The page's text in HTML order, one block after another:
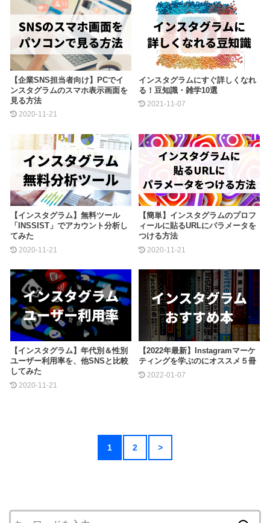
【企業SNS担当者向け】PCでイ
ンスタグラムのスマホ表示画面を
見る方法
2020-11-21
インスタグラムにすぐ詳しくなれ
る！豆知識・雑学10選
2021-11-07
【インスタグラム】無料ツール
「INSSIST」でアカウント分析し
てみた
2020-11-21
【簡単】インスタグラムのプロフ
ィールに貼るURLにパラメータを
つける方法
2020-11-21
【インスタグラム】年代別＆性別
ユーザー利用率を、他SNSと比較
してみた
2020-11-21
【2022年最新】Instagramマーケ
ティングを学ぶのにオススメ５冊
2022-01-07
1 2 >